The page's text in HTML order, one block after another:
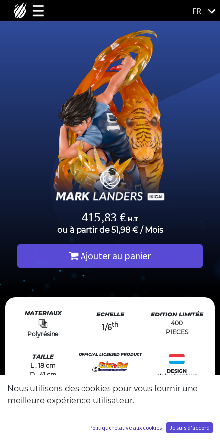
FR
415,83 € H.T
ou à partir de 51,98€ / Mois
Ajouter au panier
MATERIAUX
Polyrésine
ECHELLE
1/6th
EDITION LIMITÉE
400
PIECES
TAILLE
L : 18 cm
D : 41 cm
OFFICIAL LICENSED PRODUCT
ALL RIGHTS RESERVED
DESIGN
Made in luxembourg
Nous utilisons des cookies pour vous fournir une
meilleure expérience utilisateur.
Politique relative aux cookies Je suis d'accord